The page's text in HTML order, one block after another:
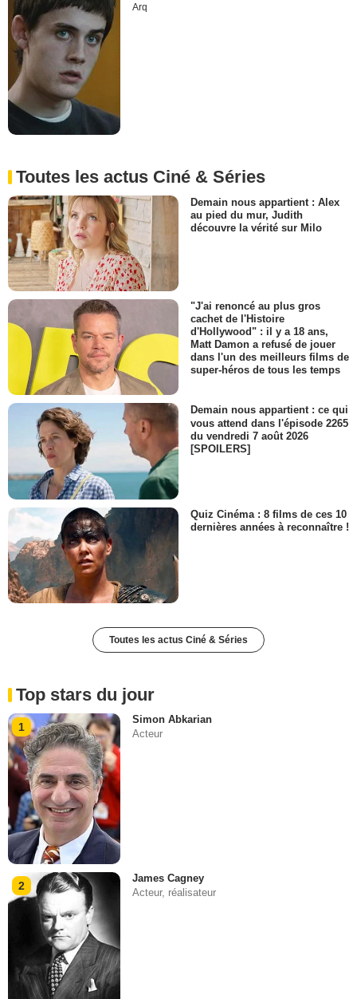
Arq
Toutes les actus Ciné & Séries
Demain nous appartient : Alex
au pied du mur, Judith
découvre la vérité sur Milo
"J'ai renoncé au plus gros
cachet de l'Histoire
d'Hollywood" : il y a 18 ans,
Matt Damon a refusé de jouer
dans l'un des meilleurs films de
super-héros de tous les temps
Demain nous appartient : ce qui
vous attend dans l'épisode 2265
du vendredi 7 août 2026
[SPOILERS]
Quiz Cinéma : 8 films de ces 10
dernières années à reconnaître !
Toutes les actus Ciné & Séries
Top stars du jour
1
Simon Abkarian
Acteur
2
James Cagney
Acteur, réalisateur